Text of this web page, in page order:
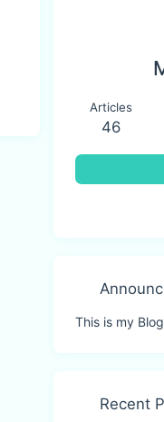
Articles
46
This is my Blog
Recent